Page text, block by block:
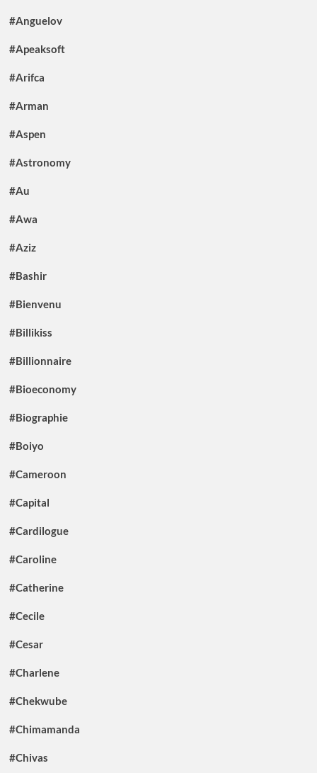
#Anguelov
#Apeaksoft
#Arifca
#Arman
#Aspen
#Astronomy
#Au
#Awa
#Aziz
#Bashir
#Bienvenu
#Billikiss
#Billionnaire
#Bioeconomy
#Biographie
#Boiyo
#Cameroon
#Capital
#Cardilogue
#Caroline
#Catherine
#Cecile
#Cesar
#Charlene
#Chekwube
#Chimamanda
#Chivas